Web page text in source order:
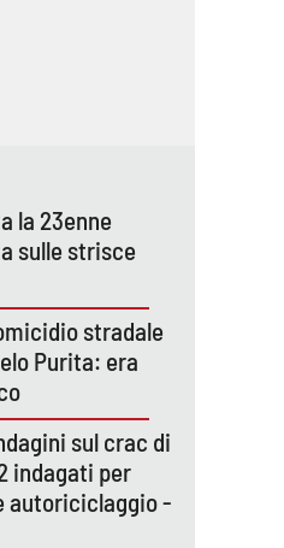
la 23enne
sulle strisce
stradale
Purita: era
sul crac di
indagati per
autoriciclaggio -